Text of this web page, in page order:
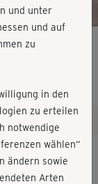
4
und unter
und auf
zu
in den
zu erteilen
notwendige
wählen“
ändern sowie
Arten